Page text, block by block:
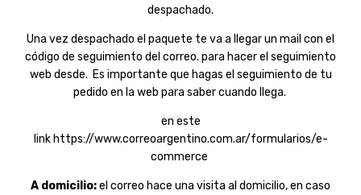
despachado.
Una vez despachado el paquete te va a llegar un mail con el
código de seguimiento del correo. para hacer el seguimiento
web desde. Es importante que hagas el seguimiento de tu
pedido en la web para saber cuando llega.
en este
link https://www.correoargentino.com.ar/formularios/e-
commerce
A domicilio:el correo hace una visita al domicilio, en caso